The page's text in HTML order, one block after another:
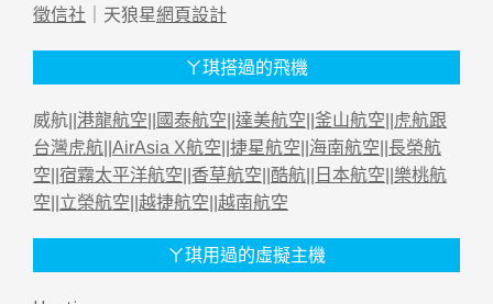
徵信社 ｜天狼星網頁設計
ㄚ琪搭過的飛機
威航|| 港龍航空 國泰航空 達美航空 釜山航空
虎航跟
台灣虎航 AirAsia X航空 捷星航空 海南航空 長榮航
空 宿霧太平洋航空 香草航空 酷航 日本航空 樂桃航
空 立榮航空 越捷航空 越南航空
ㄚ琪用過的虛擬主機